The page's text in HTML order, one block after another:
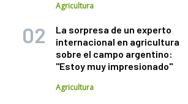
Agricultura
La sorpresa de un experto
internacional en agricultura
sobre el campo argentino:
"Estoy muy impresionado"
Agricultura